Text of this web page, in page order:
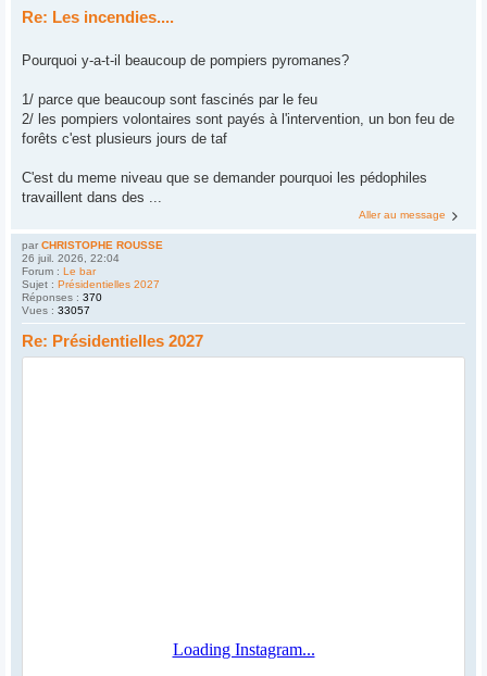
Re: Les incendies....
Pourquoi y-a-t-il beaucoup de pompiers pyromanes?
1/ parce que beaucoup sont fascinés par le feu
2/ les pompiers volontaires sont payés à l'intervention, un bon feu de
forêts c'est plusieurs jours de taf
C'est du meme niveau que se demander pourquoi les pédophiles
travaillent dans des ...
Aller au message
par CHRISTOPHE ROUSSE
26 juil. 2026, 22:04
Forum : Le bar
Sujet : Présidentielles 2027
Réponses : 370
Vues : 33057
Re: Présidentielles 2027